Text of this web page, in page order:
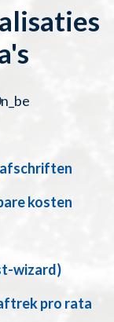
kosten
wizard)
pro rata